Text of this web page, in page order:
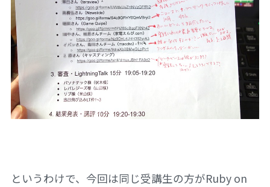
というわけで、今回は同じ受講生の方がRuby on